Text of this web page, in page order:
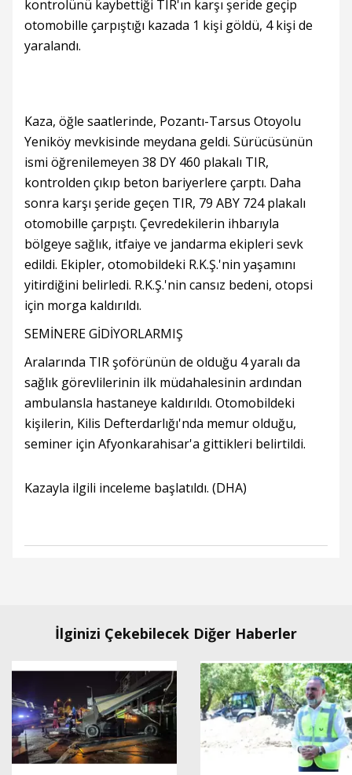
kontrolünü kaybettiği TIR'ın karşı şeride geçip
otomobille çarpıştığı kazada 1 kişi göldü, 4 kişi de
yaralandı.
Kaza, öğle saatlerinde, Pozantı-Tarsus Otoyolu
Yeniköy mevkisinde meydana geldi. Sürücüsünün
ismi öğrenilemeyen 38 DY 460 plakalı TIR,
kontrolden çıkıp beton bariyerlere çarptı. Daha
sonra karşı şeride geçen TIR, 79 ABY 724 plakalı
otomobille çarpıştı. Çevredekilerin ihbarıyla
bölgeye sağlık, itfaiye ve jandarma ekipleri sevk
edildi. Ekipler, otomobildeki R.K.Ş.'nin yaşamını
yitirdiğini belirledi. R.K.Ş.'nin cansız bedeni, otopsi
için morga kaldırıldı.
SEMİNERE GİDİYORLARMIŞ
Aralarında TIR şoförünün de olduğu 4 yaralı da
sağlık görevlilerinin ilk müdahalesinin ardından
ambulansla hastaneye kaldırıldı. Otomobildeki
kişilerin, Kilis Defterdarlığı'nda memur olduğu,
seminer için Afyonkarahisar'a gittikleri belirtildi.
Kazayla ilgili inceleme başlatıldı. (DHA)
İlginizi Çekebilecek Diğer Haberler